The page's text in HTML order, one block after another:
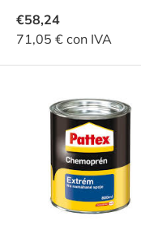
€58,24
71,05 € con IVA